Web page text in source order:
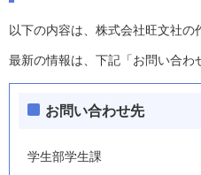
以下の内容は、株式会社旺文社の
最新の情報は、下記「お問い合わ
お問い合わせ先
学生部学生課